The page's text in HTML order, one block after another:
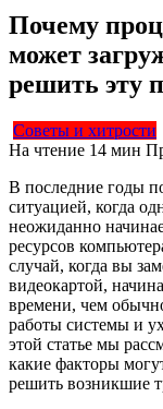
Почему
может
решить эту
Советы и хитрости
На чтение 14 мин
В последние годы
ситуацией, когда
неожиданно
ресурсов
случай, когда вы
видеокартой,
времени, чем
работы системы и
этой статье мы
какие факторы
решить возникшие